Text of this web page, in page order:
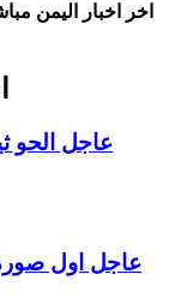
اخر اخبار اليمن
عاجل الحو
عاجل اول